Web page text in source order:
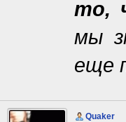
то,
мы
еще
Quaker